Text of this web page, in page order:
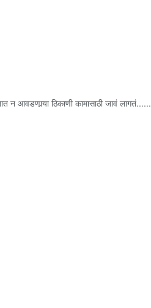
न आवडणार्‍या ठिकाणी कामासाठी जावं लागतं......